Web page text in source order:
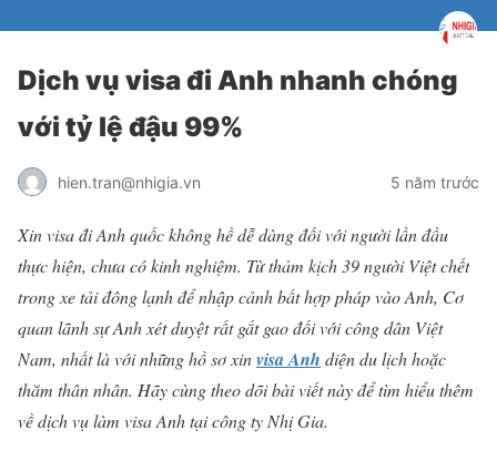
Dịch vụ visa đi Anh nhanh chóng
với tỷ lệ đậu 99%
hien.tran@nhigia.vn 5 năm trước
Xin visa đi Anh quốc không hề dễ dàng đối với người lần đầu
thực hiện, chưa có kinh nghiệm. Từ thảm kịch 39 người Việt chết
trong xe tải đông lạnh để nhập cảnh bất hợp pháp vào Anh, Cơ
quan lãnh sự Anh xét duyệt rất gắt gao đối với công dân Việt
Nam, nhất là với những hồ sơ xinvisa Anh diện du lịch hoặc
thăm thân nhân. Hãy cùng theo dõi bài viết này để tìm hiểu thêm
về dịch vụ làm visa Anh tại công ty Nhị Gia.